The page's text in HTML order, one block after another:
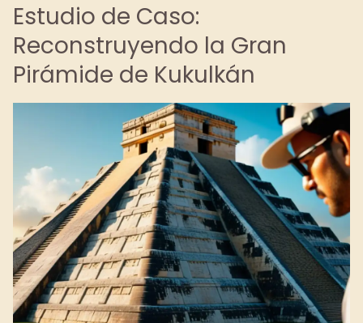
Estudio de Caso:
Reconstruyendo la Gran
Pirámide de Kukulkán